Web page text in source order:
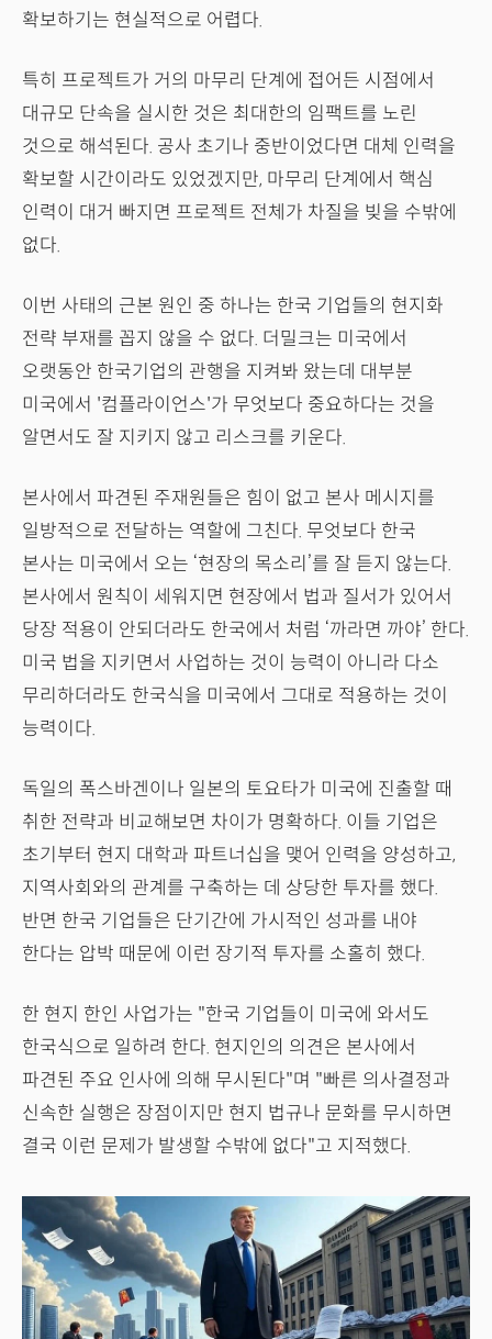
확보하기는 현실적으로 어렵다.
특히 프로젝트가 거의 마무리 단계에 접어든 시점에서
대규모 단속을 실시한 것은 최대한의 임팩트를 노린
것으로 해석된다. 공사 초기나 중반이었다면 대체 인력을
확보할 시간이라도 있었겠지만, 마무리 단계에서 핵심
인력이 대거 빠지면 프로젝트 전체가 차질을 빚을 수밖에
없다.
이번 사태의 근본 원인 중 하나는 한국 기업들의 현지화
전략 부재를 꼽지 않을 수 없다. 더밀크는 미국에서
오랫동안 한국기업의 관행을 지켜봐 왔는데 대부분
미국에서 '컴플라이언스'가 무엇보다 중요하다는 것을
알면서도 잘 지키지 않고 리스크를 키운다.
본사에서 파견된 주재원들은 힘이 없고 본사 메시지를
일방적으로 전달하는 역할에 그친다. 무엇보다 한국
본사는 미국에서 오는 ‘현장의 목소리’를 잘 듣지 않는다.
본사에서 원칙이 세워지면 현장에서 법과 질서가 있어서
당장 적용이 안되더라도 한국에서 처럼 ‘까라면 까야’ 한다.
미국 법을 지키면서 사업하는 것이 능력이 아니라 다소
무리하더라도 한국식을 미국에서 그대로 적용하는 것이
능력이다.
독일의 폭스바겐이나 일본의 토요타가 미국에 진출할 때
취한 전략과 비교해보면 차이가 명확하다. 이들 기업은
초기부터 현지 대학과 파트너십을 맺어 인력을 양성하고,
지역사회와의 관계를 구축하는 데 상당한 투자를 했다.
반면 한국 기업들은 단기간에 가시적인 성과를 내야
한다는 압박 때문에 이런 장기적 투자를 소홀히 했다.
한 현지 한인 사업가는 "한국 기업들이 미국에 와서도
한국식으로 일하려 한다. 현지인의 의견은 본사에서
파견된 주요 인사에 의해 무시된다"며 "빠른 의사결정과
신속한 실행은 장점이지만 현지 법규나 문화를 무시하면
결국 이런 문제가 발생할 수밖에 없다"고 지적했다.